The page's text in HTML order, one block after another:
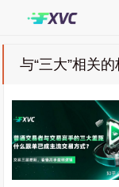
与“三大”相关的